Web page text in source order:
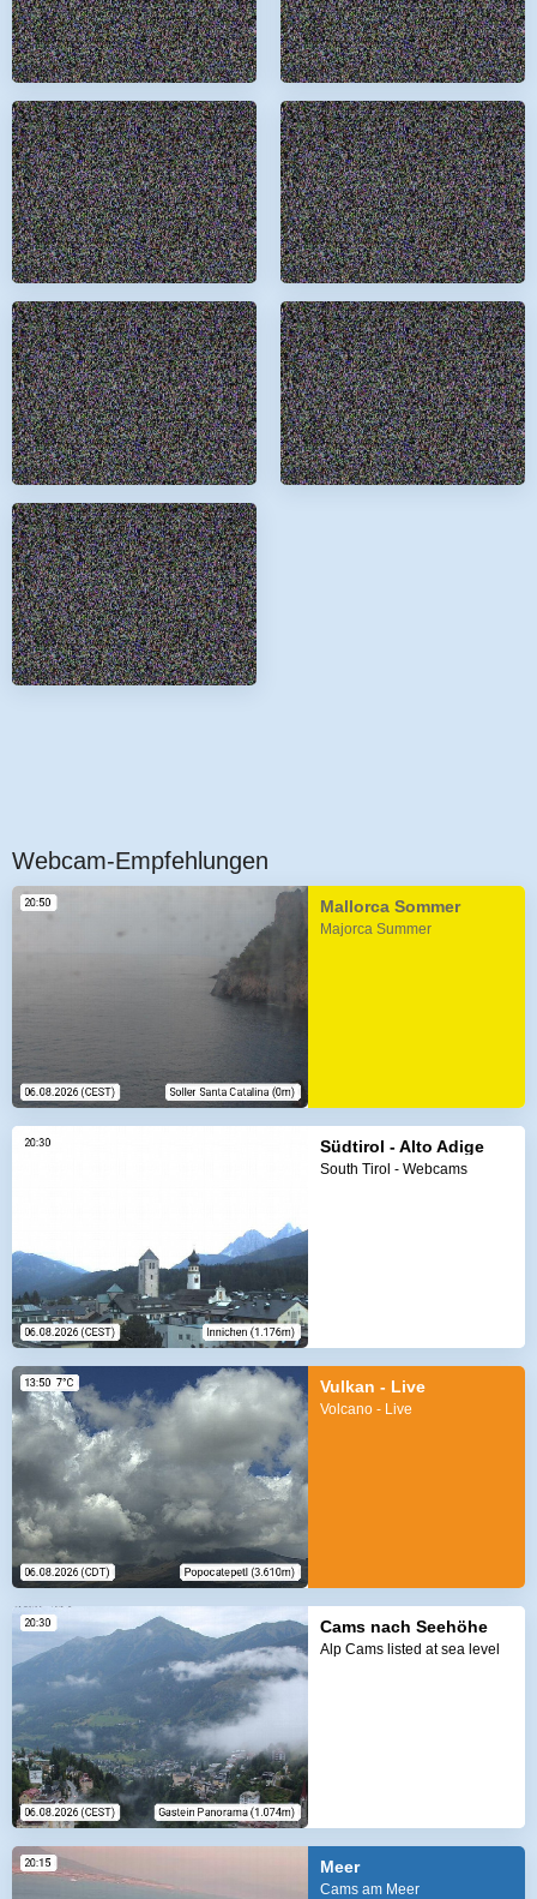
Webcam-Empfehlungen
Mallorca Sommer
Majorca Summer
Südtirol - Alto Adige
South Tirol - Webcams
Vulkan - Live
Volcano - Live
Cams nach Seehöhe
Alp Cams listed at sea level
Meer
Cams am Meer